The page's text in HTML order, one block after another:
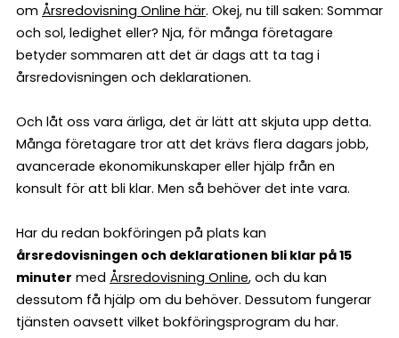
om Årsredovisning Online här. Okej, nu till saken: Sommar
och sol, ledighet eller? Nja, för många företagare
betyder sommaren att det är dags att ta tag i
årsredovisningen och deklarationen.
Och låt oss vara ärliga, det är lätt att skjuta upp detta.
Många företagare tror att det krävs flera dagars jobb,
avancerade ekonomikunskaper eller hjälp från en
konsult för att bli klar. Men så behöver det inte vara.
Har du redan bokföringen på plats kan
årsredovisningen och deklarationen bli klar på 15
minuter med Årsredovisning Online, och du kan
dessutom få hjälp om du behöver. Dessutom fungerar
tjänsten oavsett vilket bokföringsprogram du har.